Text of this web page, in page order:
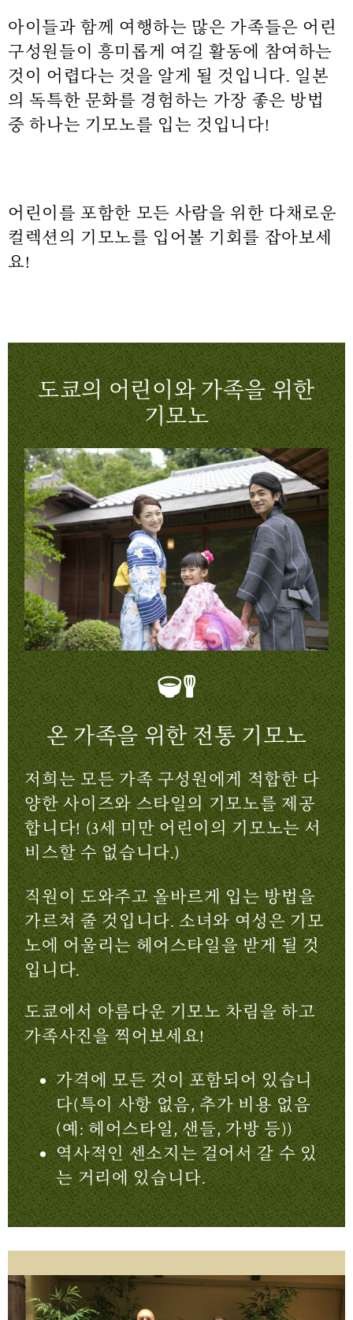
아이들과 함께 여행하는 많은 가족들은 어린
구성원들이 흥미롭게 여길 활동에 참여하는
것이 어렵다는 것을 알게 될 것입니다. 일본
의 독특한 문화를 경험하는 가장 좋은 방법
중 하나는 기모노를 입는 것입니다!
어린이를 포함한 모든 사람을 위한 다채로운
컬렉션의 기모노를 입어볼 기회를 잡아보세
요!
도쿄의 어린이와 가족을 위한
기모노
온 가족을 위한 전통 기모노
저희는 모든 가족 구성원에게 적합한 다
양한 사이즈와 스타일의 기모노를 제공
합니다! (3세 미만 어린이의 기모노는 서
비스할 수 없습니다.)
직원이 도와주고 올바르게 입는 방법을
가르쳐 줄 것입니다. 소녀와 여성은 기모
노에 어울리는 헤어스타일을 받게 될 것
입니다.
도쿄에서 아름다운 기모노 차림을 하고
가족사진을 찍어보세요!
가격에 모든 것이 포함되어 있습니
다(특이 사항 없음, 추가 비용 없음
(예: 헤어스타일, 샌들, 가방 등))
역사적인 센소지는 걸어서 갈 수 있
는 거리에 있습니다.